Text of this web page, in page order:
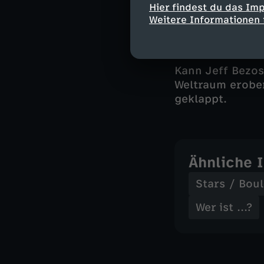
Hier findest du das
Weitere
Lieferanten
werden oder
Kann Jeff
Weltraum
geklappt.
Ähnliche
Stars /
Wer ist ...?